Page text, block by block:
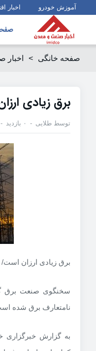
آموزش خودرو اخبار
صفحه خانگی >
برق زیادی
توسط طلایی ۰ بازدید
برق زیادی ارزان است/
سخنگوی صنعت برق
نامتعارف برق شده
به گزارش خبرگزاری